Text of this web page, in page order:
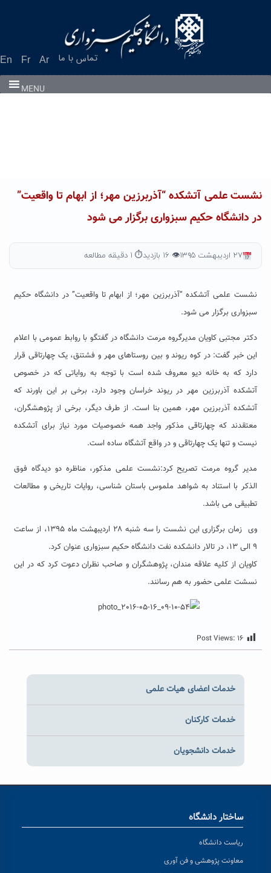
En Fr Ar تماس با ما
MENU
نشست علمی آتشکده “آذربرزین مهر؛ از ابهام تا واقعیت”
در دانشگاه حکیم سبزواری برگزار می شود
۲۷ اردیبهشت ۱۳۹۵ 👁 ۱۶ بازدید ⏱ ۱ دقیقه مطالعه
نشست علمی آتشکده “آذربرزین مهر؛ از ابهام تا واقعیت” در دانشگاه حکیم
سبزواری برگزار می شود.
دکتر مجتبی کاویان مدیرگروه مرمت دانشگاه در گفتگو با روابط عمومی با اعلام
این خبر گفت: در کوه ریوند و بین روستاهای مهر و فشتنق، یک چهارتاقی قرار
دارد که به خانه دیو معروف شده است با توجه به روایاتی که در خصوص
آتشکده آذربرزین مهر در ریوند خراسان وجود دارد، برخی بر این باورند که
آتشکده آذربرزین مهر، همین بنا است. از طرف دیگر، برخی از پژوهشگران،
معتقدند که چهارتاقی مذکور واجد همه خصوصیات مورد نیاز برای آتشکده
نیست و تنها یک چهارتاقی و در واقع آتشگاه ساده است.
مدیر گروه مرمت تصریح کرد:نشست علمی مذکور، مناظره دو دیدگاه فوق
الذکر با استناد به شواهد ملموس باستان شناسی، روایات تاریخی و مطالعات
تطبیقی می باشد.
وی زمان برگزاری این نشست را سه شنبه ۲۸ اردیبهشت ماه ۱۳۹۵، از ساعت
۹ الی ۱۳، در تالار دانشکده نفت دانشگاه حکیم سبزواری عنوان کرد.
کاویان از کلیه علاقه مندان، پژوهشگران و صاحب نظران دعوت کرد که در این
نسشت علمی حضور به هم رسانند.
Post Views: ۱۶
خدمات اعضای هیات علمی
خدمات کارکنان
خدمات دانشجویان
ساختار دانشگاه
ریاست دانشگاه
معاونت پژوهشی و فن آوری